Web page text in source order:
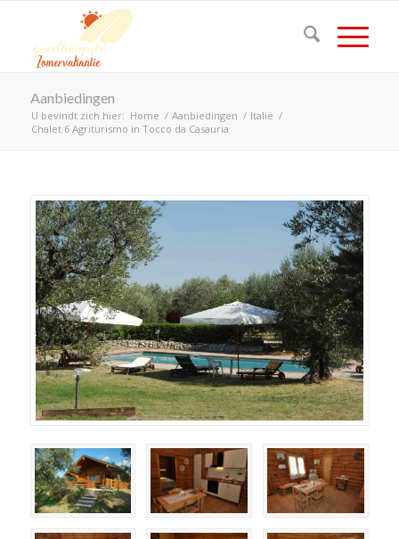
Aanbiedingen
U bevindt zich hier: Home / Aanbiedingen / Italië /
Chalet 6 Agriturismo in Tocco da Casauria